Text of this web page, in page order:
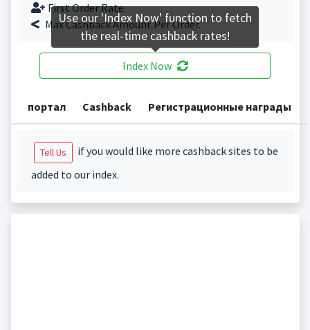
First Order Rate.
Max Cashback Amount Per Order.
Index Now
портал Cashback Регистрационные награды
Tell Us
if you would like more cashback sites to be
added to our index.
Use our 'Index Now' function to fetch
the real-time cashback rates!